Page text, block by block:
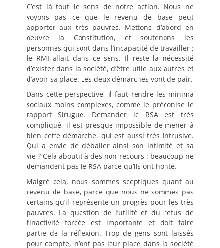
C’est là tout le sens de notre action. Nous ne
voyons pas ce que le revenu de base peut
apporter aux très pauvres. Mettons d’abord en
oeuvre la Constitution, et soutenons les
personnes qui sont dans l’incapacité de travailler ;
le RMI allait dans ce sens. Il reste la nécessité
d’exister dans la société, d’être utile aux autres et
d’avoir sa place. Les deux démarches vont de pair.
Dans cette perspective, il faut rendre les minima
sociaux moins complexes, comme le préconise le
rapport Sirugue. Demander le RSA est très
compliqué, il est presque impossible de mener à
bien cette démarche, qui est aussi très intrusive.
Qui a envie de déballer ainsi son intimité et sa
vie ? Cela aboutit à des non-recours : beaucoup ne
demandent pas le RSA parce qu’ils ont honte.
Malgré cela, nous sommes sceptiques quant au
revenu de base, parce que nous ne sommes pas
certains qu’il représente un progrès pour les très
pauvres. La question de l’utilité et du refus de
l’inactivité forcée est importante et doit faire
partie de la réflexion. Trop de gens sont laissés
pour compte, n’ont pas leur place dans la société